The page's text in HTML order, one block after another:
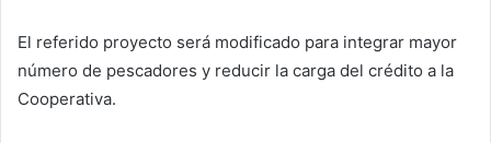
El referido proyecto será modificado para integrar mayor
número de pescadores y reducir la carga del crédito a la
Cooperativa.